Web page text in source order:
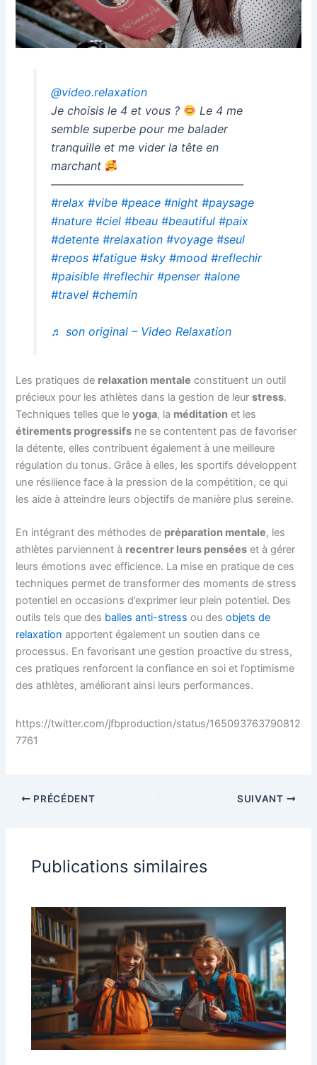
@video.relaxation
Je choisis le 4 et vous ?
Le 4 me
semble superbe pour me balader
tranquille et me vider la tête en
marchant
—————————————————
#relax #vibe #peace #night #paysage
#nature #ciel #beau #beautiful #paix
#detente #relaxation #voyage #seul
#repos #fatigue #sky #mood #reflechir
#paisible #reflechir #penser #alone
#travel #chemin
♬ son original – Video Relaxation
Les pratiques de relaxation mentale constituent un outil
précieux pour les athlètes dans la gestion de leurstress.
Techniques telles que leyoga, la méditation et les
étirements progressifs ne se contentent pas de favoriser
la détente, elles contribuent également à une meilleure
régulation du tonus. Grâce à elles, les sportifs développent
une résilience face à la pression de la compétition, ce qui
les aide à atteindre leurs objectifs de manière plus sereine.
En intégrant des méthodes de préparation mentale, les
athlètes parviennent à recentrer leurs pensées et à gérer
leurs émotions avec efficience. La mise en pratique de ces
techniques permet de transformer des moments de stress
potentiel en occasions d’exprimer leur plein potentiel. Des
outils tels que des balles anti-stress ou desobjets de
relaxation apportent également un soutien dans ce
processus. En favorisant une gestion proactive du stress,
ces pratiques renforcent la confiance en soi et l’optimisme
des athlètes, améliorant ainsi leurs performances.
https://twitter.com/jfbproduction/status/165093763790812
7761
PRÉCÉDENT SUIVANT
Publications similaires